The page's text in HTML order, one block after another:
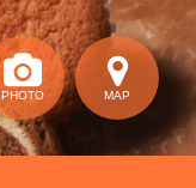
PHOTO MAP